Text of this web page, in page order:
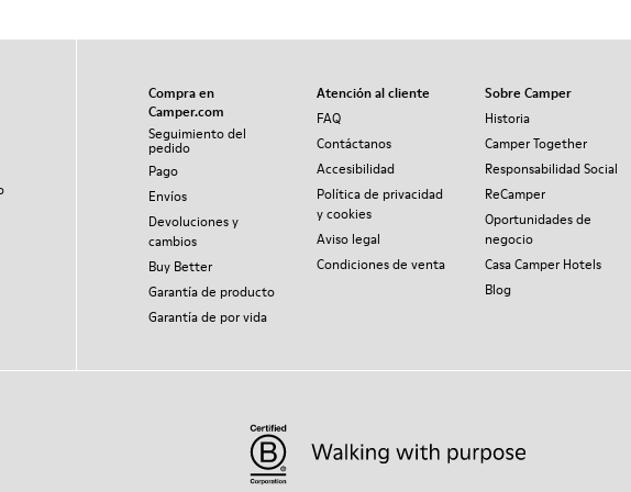
Compra en
Camper.com
Seguimiento del
pedido
Pago
Envíos
Devoluciones y
cambios
Buy Better
Garantía de producto
Garantía de por vida
Atención al cliente
FAQ
Contáctanos
Accesibilidad
Política de privacidad
y cookies
Aviso legal
Condiciones de venta
Sobre Camper
Historia
Camper Together
Responsabilidad Social
ReCamper
Oportunidades de
negocio
Casa Camper Hotels
Blog